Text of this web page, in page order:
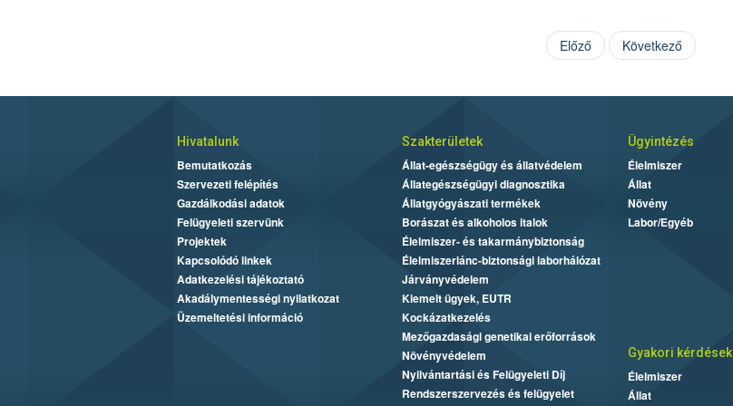
Előző Következő
Hivatalunk
Bemutatkozás
Szervezeti felépítés
Gazdálkodási adatok
Felügyeleti szervünk
Projektek
Kapcsolódó linkek
Adatkezelési tájékoztató
Akadálymentességi nyilatkozat
Üzemeltetési információ
Szakterületek
Állat-egészségügy és állatvédelem
Állategészségügyi diagnosztika
Állatgyógyászati termékek
Borászat és alkoholos italok
Élelmiszer- és takarmánybiztonság
Élelmiszerlánc-biztonsági laborhálózat
Járványvédelem
Kiemelt ügyek, EUTR
Kockázatkezelés
Mezőgazdasági genetikai erőforrások
Növényvédelem
Nyilvántartási és Felügyeleti Díj
Rendszerszervezés és felügyelet
Ügyintézés
Élelmiszer
Állat
Növény
Labor/Egyéb
Gyakori kérdések
Élelmiszer
Állat